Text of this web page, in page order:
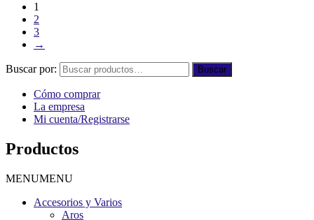
1
2
3
→
Buscar por: Buscar
Cómo comprar
La empresa
Mi cuenta/Registrarse
Productos
MENUMENU
Accesorios y Varios
Aros